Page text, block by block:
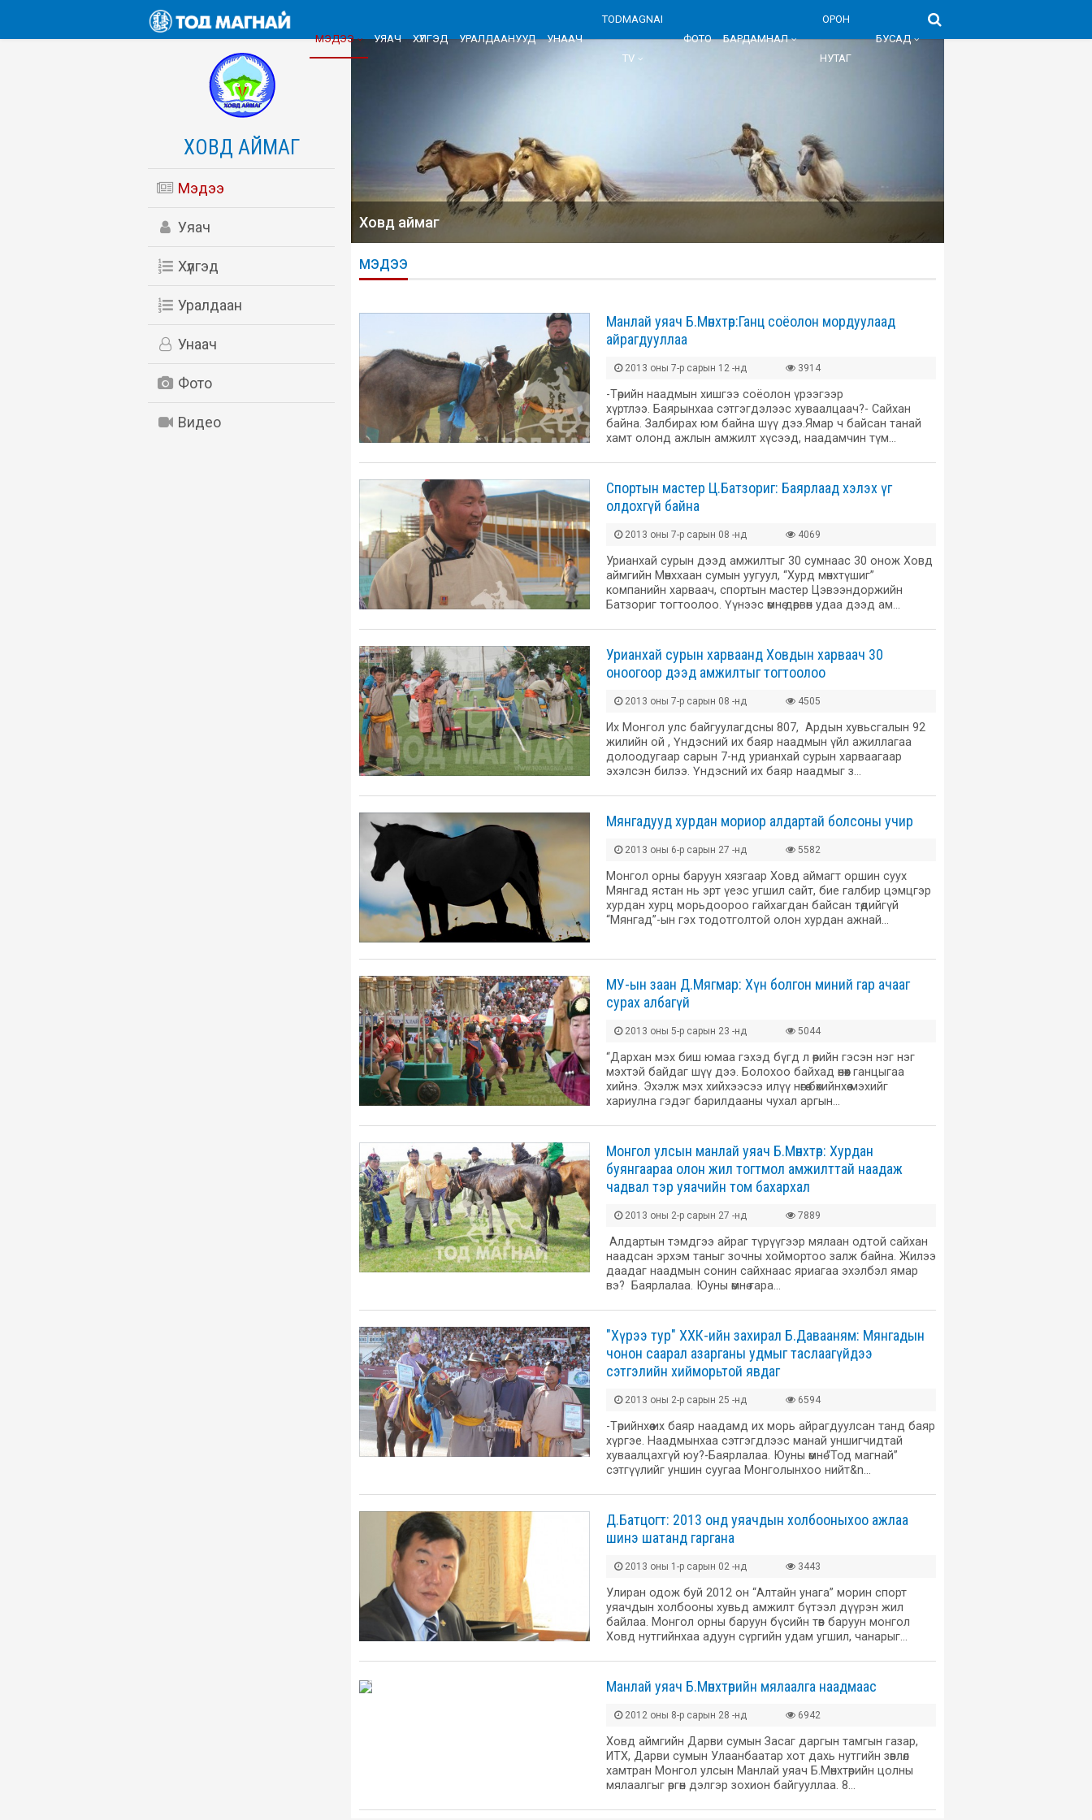
МЭДЭЭ УЯАЧ ХҮЛГЭД УРАЛДААНУУД УНААЧ
TODMAGNAI
TV
ФОТО БАРДАМНАЛ
ОРОН
НУТАГ
БУСАД
ХОВД АЙМАГ
Мэдээ
Уяач
Хүлгэд
Уралдаан
Унаач
Фото
Видео
Ховд аймаг
МЭДЭЭ
Манлай уяач Б.Мөнхтөр:Ганц соёолон мордуулаад
айрагдууллаа
2013 оны 7-р сарын 12 -нд 3914
-Төрийн наадмын хишгээ соёолон үрээгээр
хүртлээ. Баярынхаа сэтгэгдэлээс хуваалцаач?- Сайхан
байна. Залбирах юм байна шүү дээ.Ямар ч байсан танай
хамт олонд ажлын амжилт хүсээд, наадамчин түм…
Спортын мастер Ц.Батзориг: Баярлаад хэлэх үг
олдохгүй байна
2013 оны 7-р сарын 08 -нд 4069
Урианхай сурын дээд амжилтыг 30 сумнаас 30 онож Ховд
аймгийн Мөнххаан сумын уугуул, “Хурд мөнхтүшиг”
компанийн харваач, спортын мастер Цэвээндоржийн
Батзориг тогтоолоо. Үүнээс өмнө дөрвөн удаа дээд ам…
Урианхай сурын харваанд Ховдын харваач 30
оноогоор дээд амжилтыг тогтоолоо
2013 оны 7-р сарын 08 -нд 4505
Их Монгол улс байгуулагдсны 807, Ардын хувьсгалын 92
жилийн ой , Үндэсний их баяр наадмын үйл ажиллагаа
долоодугаар сарын 7-нд урианхай сурын харваагаар
эхэлсэн билээ. Үндэсний их баяр наадмыг з…
Мянгадууд хурдан мориор алдартай болсоны учир
2013 оны 6-р сарын 27 -нд 5582
Монгол орны баруун хязгаар Ховд аймагт оршин суух
Мянгад ястан нь эрт үеэс угшил сайт, бие галбир цэмцгэр
хурдан хурц морьдоороо гайхагдан байсан төдийгүй
“Мянгад”-ын гэх тодотголтой олон хурдан ажнай…
МУ-ын заан Д.Мягмар: Хүн болгон миний гар ачааг
сурах албагүй
2013 оны 5-р сарын 23 -нд 5044
“Дархан мэх биш юмаа гэхэд бүгд л өөрийн гэсэн нэг нэг
мэхтэй байдаг шүү дээ. Болохоо байхад өнөөх ганцыгаа
хийнэ. Эхэлж мэх хийхээсээ илүү нөгөө бөхийнхөө мэхийг
хариулна гэдэг барилдааны чухал аргын…
Монгол улсын манлай уяач Б.Мөнхтөр: Хурдан
буянгаараа олон жил тогтмол амжилттай наадаж
чадвал тэр уяачийн том бахархал
2013 оны 2-р сарын 27 -нд 7889
Алдартын тэмдгээ айраг түрүүгээр мялаан одтой сайхан
наадсан эрхэм таныг зочны хоймортоо залж байна. Жилээ
даадаг наадмын сонин сайхнаас яриагаа эхэлбэл ямар
вэ? Баярлалаа. Юуны өмнө гара…
"Хүрээ тур" ХХК-ийн захирал Б.Давааням: Мянгадын
чонон саарал азарганы удмыг таслаагүйдээ
сэтгэлийн хийморьтой явдаг
2013 оны 2-р сарын 25 -нд 6594
-Төрийнхөө их баяр наадамд их морь айрагдуулсан танд баяр
хүргэе. Наадмынхаа сэтгэгдлээс манай уншигчидтай
хуваалцахгүй юу?-Баярлалаа. Юуны өмнө “Тод магнай”
сэтгүүлийг уншин суугаа Монголынхоо нийт&n…
Д.Батцогт: 2013 онд уяачдын холбооныхоо ажлаа
шинэ шатанд гаргана
2013 оны 1-р сарын 02 -нд 3443
Улиран одож буй 2012 он “Алтайн унага” морин спорт
уяачдын холбооны хувьд амжилт бүтээл дүүрэн жил
байлаа. Монгол орны баруун бүсийн төв баруун монгол
Ховд нутгийнхаа адуун сүргийн удам угшил, чанарыг…
Манлай уяач Б.Мөнхтөрийн мялаалга наадмаас
2012 оны 8-р сарын 28 -нд 6942
Ховд аймгийн Дарви сумын Засаг даргын тамгын газар,
ИТХ, Дарви сумын Улаанбаатар хот дахь нутгийн зөвлөл
хамтран Монгол улсын Манлай уяач Б.Мөнхтөрийн цолны
мялаалгыг өргөн дэлгэр зохион байгууллаа. 8…